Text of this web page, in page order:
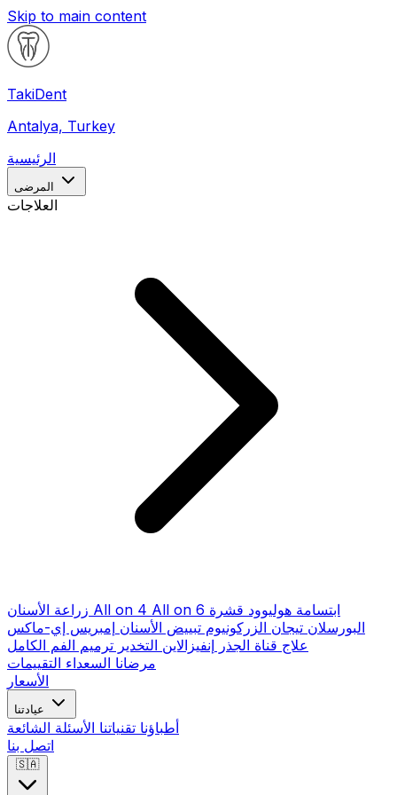
Skip to main content
TakiDent
Antalya, Turkey
الرئيسية
العلاجات
All on 4 All on 6 ابتسامة هوليوود قشرة
البورسلان تيجان الزركونيوم تبييض الأسنان إمبريس إي-ماكس
علاج قناة الجذر إنفيزالاين التخدير ترميم الفم الكامل
مرضانا السعداء التقييمات
الأسعار
أطباؤنا تقنياتنا الأسئلة الشائعة
اتصل بنا
🇸🇦